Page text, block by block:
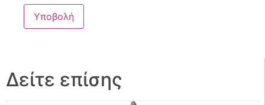
Δείτε επίσης